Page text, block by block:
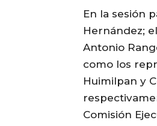
En la sesión
Hernández;
Antonio
como los
Huimilpan y
Comisión